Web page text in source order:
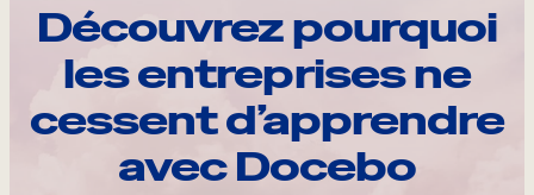
Découvrez pourquoi
les entreprises ne
cessent d’apprendre
avec Docebo